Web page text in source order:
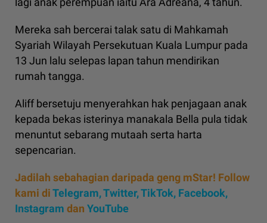
Mereka sah bercerai talak satu di Mahkamah
Syariah Wilayah Persekutuan Kuala Lumpur pada
13 Jun lalu selepas lapan tahun mendirikan
rumah tangga.
Aliff bersetuju menyerahkan hak penjagaan anak
kepada bekas isterinya manakala Bella pula tidak
menuntut sebarang mutaah serta harta
sepencarian.
Jadilah sebahagian daripada geng mStar! Follow
kami diTelegram,Twitter,TikTok, Facebook,
Instagram dan YouTube